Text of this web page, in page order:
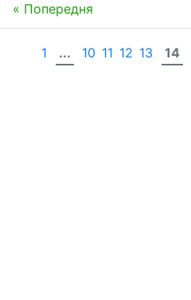
« Попередня
1 ... 10 11 12 13 14